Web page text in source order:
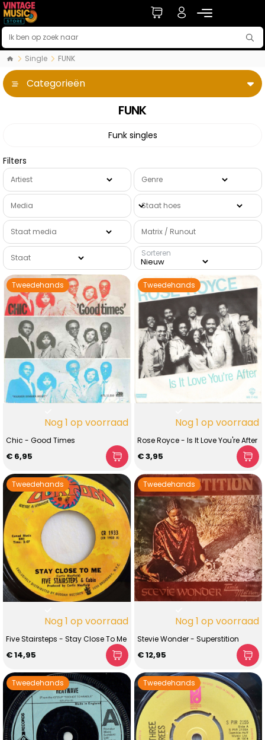
Single FUNK
Categorieën
FUNK
Funk singles
Filters
Artiest Genre
Media Staat hoes
Staat media Matrix / Runout
Staat Sorteren
Tweedehands
Nog 1 op voorraad
Chic - Good Times
€ 6,95
Tweedehands
Nog 1 op voorraad
Rose Royce - Is It Love You're After
€ 3,95
Tweedehands
Nog 1 op voorraad
Five Stairsteps - Stay Close To Me
€ 14,95
Tweedehands
Nog 1 op voorraad
Stevie Wonder - Superstition
€ 12,95
Tweedehands Tweedehands